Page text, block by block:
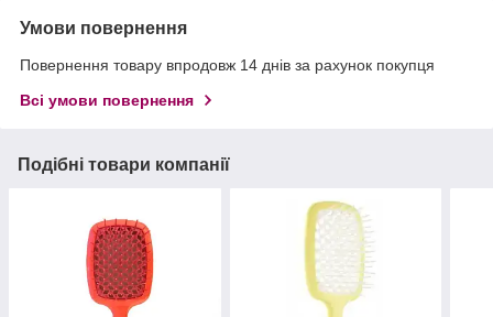
Умови повернення
Повернення товару впродовж 14 днів за рахунок покупця
Всі умови повернення
Подібні товари компанії